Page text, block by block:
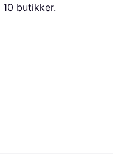
10 butikker.